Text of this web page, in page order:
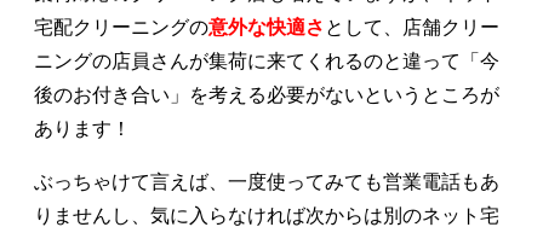
宅配クリーニングの意外な快適さ として、店舗クリー
ニングの店員さんが集荷に来てくれるのと違って「今
後のお付き合い」を考える必要がないというところが
あります！
ぶっちゃけて言えば、一度使ってみても営業電話もあ
りませんし、気に入らなければ次からは別のネット宅